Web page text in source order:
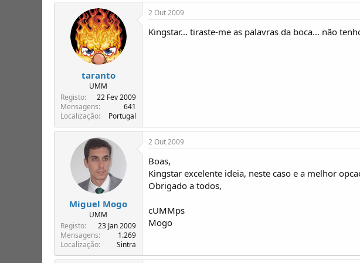
taranto
UMM
Registo
22 Fev 2009
Mensagens
641
Localização
Portugal
2 Out 2009
Kingstar... tiraste-me as palavras da boca... não
Miguel Mogo
UMM
Registo
23 Jan 2009
Mensagens
1.269
Localização
Sintra
2 Out 2009
Boas,
Kingstar excelente ideia, neste caso e a melhor
Obrigado a todos,
cUMMps
Mogo